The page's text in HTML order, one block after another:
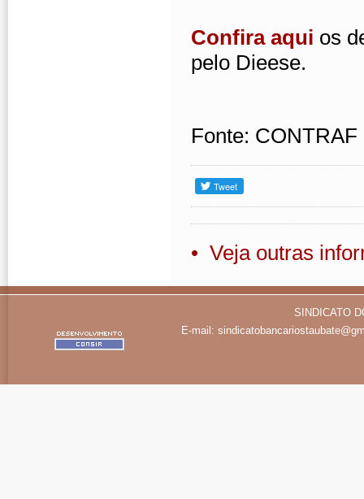
Confira aqui os
pelo Dieese.
Fonte: CONTRAF
• Veja outras
SINDICATO
E-mail: